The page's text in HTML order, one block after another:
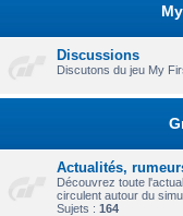
Discussions
Discutons du jeu My
Actualités,
Découvrez toute
circulent autour du
Sujets : 164